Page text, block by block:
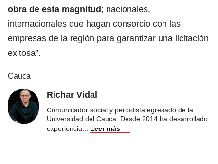
obra de esta magnitud; nacionales,
internacionales que hagan consorcio con las
empresas de la región para garantizar una licitación
exitosa”.
Cauca
Richar Vidal
Comunicador social y periodista egresado de la
Universidad del Cauca. Desde 2014 ha desarrollado
experiencia
Leer más